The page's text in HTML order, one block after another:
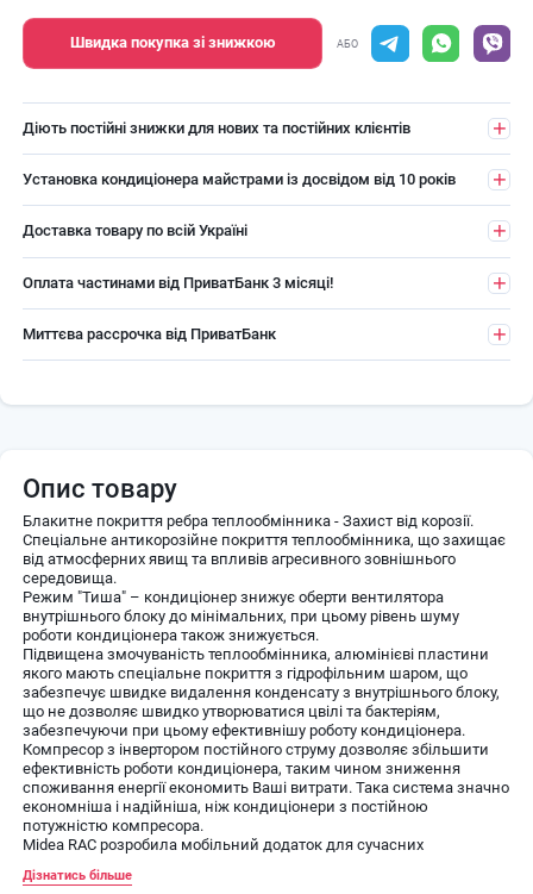
Швидка покупка зі знижкою АБО
Діють постійні знижки для нових та постійних клієнтів
Установка кондиціонера майстрами із досвідом від 10 років
Доставка товару по всій Україні
Оплата частинами від ПриватБанк 3 місяці!
Миттєва рассрочка від ПриватБанк
Опис товару
Блакитне покриття ребра теплообмінника - Захист від корозії.
Спеціальне антикорозійне покриття теплообмінника, що захищає
від атмосферних явищ та впливів агресивного зовнішнього
середовища.
Режим "Тиша" – кондиціонер знижує оберти вентилятора
внутрішнього блоку до мінімальних, при цьому рівень шуму
роботи кондиціонера також знижується.
Підвищена змочуваність теплообмінника, алюмінієві пластини
якого мають спеціальне покриття з гідрофільним шаром, що
забезпечує швидке видалення конденсату з внутрішнього блоку,
що не дозволяє швидко утворюватися цвілі та бактеріям,
забезпечуючи при цьому ефективнішу роботу кондиціонера.
Компресор з інвертором постійного струму дозволяє збільшити
ефективність роботи кондиціонера, таким чином зниження
споживання енергії економить Ваші витрати. Така система значно
економніша і надійніша, ніж кондиціонери з постійною
потужністю компресора.
Midea RAC розробила мобільний додаток для сучасних
смартфон керує кондиціонером через інфрачервоний порт, а у разі
Дізнатись більше